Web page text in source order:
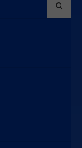
Suche